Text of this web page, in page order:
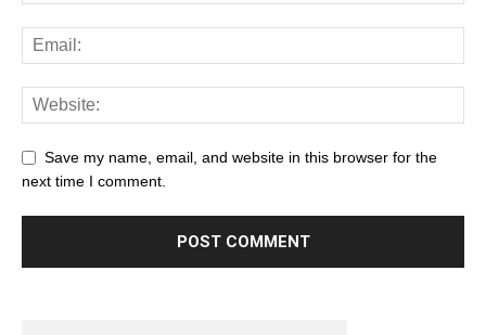
Save my name, email, and website in this browser for the
next time I comment.